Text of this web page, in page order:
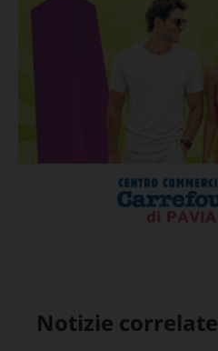
Notizie correlate